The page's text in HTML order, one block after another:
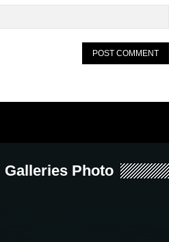
Galleries Photo